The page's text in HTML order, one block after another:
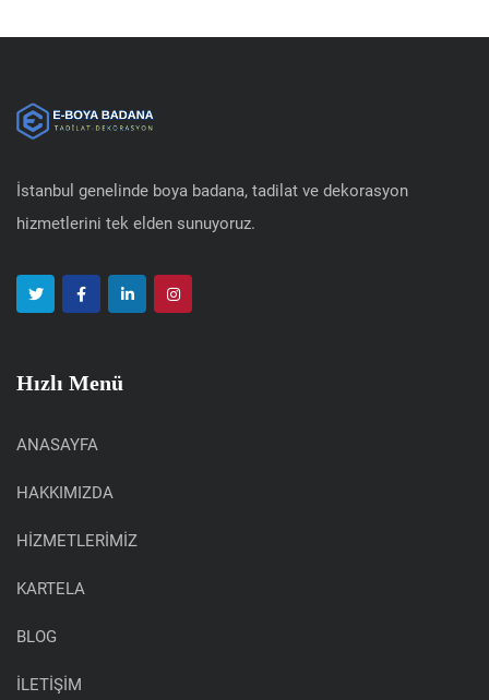
İstanbul genelinde boya badana, tadilat ve dekorasyon
hizmetlerini tek elden sunuyoruz.
Hızlı Menü
ANASAYFA
HAKKIMIZDA
HİZMETLERİMİZ
KARTELA
BLOG
İLETİŞİM